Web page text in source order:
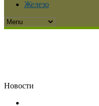
Железо
Новости